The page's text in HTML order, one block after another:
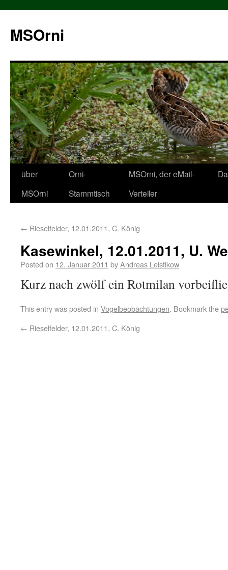
MSOrni
über
MSOrni
Orni-
Stammtisch
MSOrni, der eMail-
Verteiler
← Rieselfelder, 12.01.2011, C. König
Kasewinkel, 12.01.2011, U.
Posted on 12. Januar 2011 byAndreas Leistikow
Kurz nach zwölf ein Rotmilan
This entry was posted in Vogelbeobachtungen. Bookmark the
← Rieselfelder, 12.01.2011, C. König